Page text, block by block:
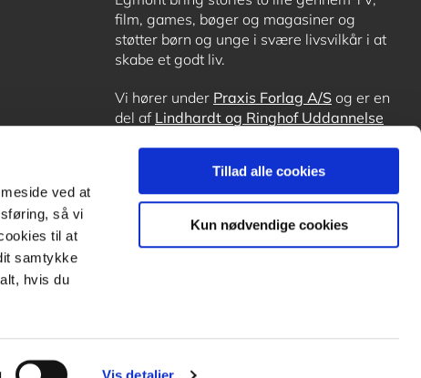
ved at
så vi
til at
samtykke
hvis du
Vis detaljer
Tillad alle cookies
Kun nødvendige cookies
film, games, bøger og magasiner og
støtter børn og unge i svære livsvilkår i at
skabe et godt liv.
Vi hører under Praxis Forlag A/S og er en
del af Lindhardt og Ringhof Uddannelse
OrdblindetræningogForstå.dk.